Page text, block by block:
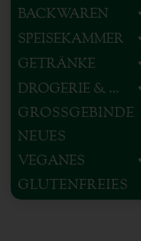
BACKWAREN
SPEISEKAMMER
GETRÄNKE
DROGERIE &
GROSSGEBINDE
NEUES
VEGANES
GLUTENFREIES